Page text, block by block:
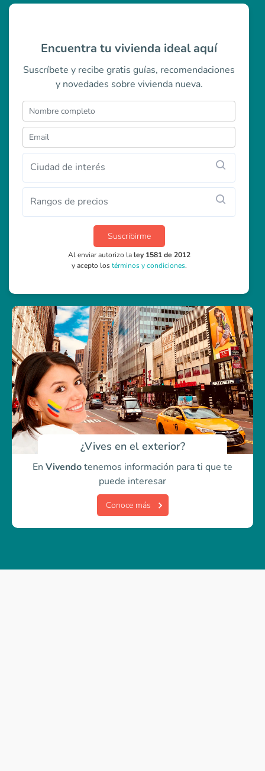
Encuentra tu vivienda ideal aquí
Suscríbete y recibe gratis guías, recomendaciones
y novedades sobre vivienda nueva.
Ciudad de interés
Rangos de precios
Suscribirme
Al enviar autorizo laley 1581 de 2012
y acepto lostérminos y condiciones.
¿Vives en el exterior?
En Vivendotenemos información para ti que te
puede interesar
Conoce más